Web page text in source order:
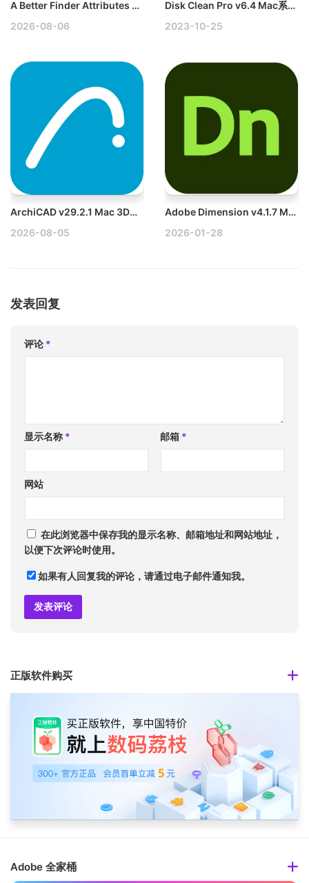
A Better Finder Attributes v7.48 Mac批量重命名工具破解版
2026-08-06
Disk Clean Pro v6.4 Mac系统清理工具破解版
2023-10-25
ArchiCAD v29.2.1 Mac 3D设计建筑模型工具破解版
2026-08-05
Adobe Dimension v4.1.7 Mac多语言破解版
2026-01-28
发表回复
评论 *
显示名称 * 邮箱 *
网站
在此浏览器中保存我的显示名称、邮箱地址和网站地址，
以便下次评论时使用。
如果有人回复我的评论，请通过电子邮件通知我。
正版软件购买
Adobe 全家桶